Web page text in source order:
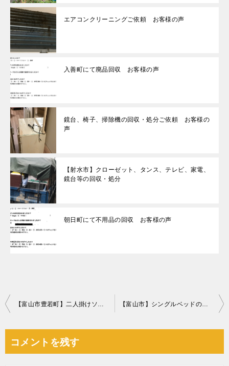
エアコンクリーニングご依頼 お客様の声
入善町にて廃品回収 お客様の声
鏡台、椅子、掃除機の回収・処分ご依頼 お客様の
声
【射水市】クローゼット、タンス、テレビ、家電、
鏡台等の回収・処分
朝日町にて不用品の回収 お客様の声
投
ビ
【富山市豊若町】二人掛けソファーの回収・処分ご依頼 お客様の声 【富山市】シングルベッドの回収・処分ご依頼 お客様の声
コメントを残す